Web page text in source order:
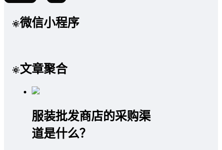
微信小程序
文章聚合
服装批发商店的采购渠
道是什么？